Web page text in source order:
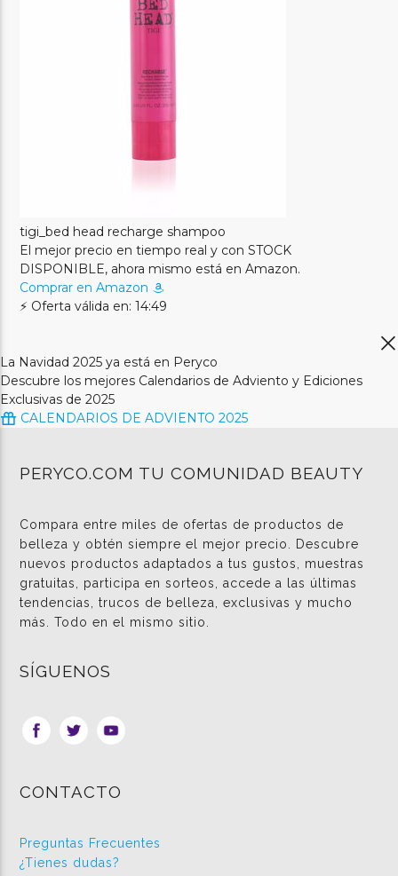
tigi_bed head recharge shampoo
El mejor precio en tiempo real y con STOCK
DISPONIBLE, ahora mismo está en Amazon.
Comprar en Amazon
⚡ Oferta válida en: 14:49
La Navidad 2025 ya está en Peryco
Descubre los mejores Calendarios de Adviento y Ediciones
Exclusivas de 2025
CALENDARIOS DE ADVIENTO 2025
PERYCO.COM TU COMUNIDAD BEAUTY
Compara entre miles de ofertas de productos de
belleza y obtén siempre el mejor precio. Descubre
nuevos productos adaptados a tus gustos, muestras
gratuitas, participa en sorteos, accede a las últimas
tendencias, trucos de belleza, exclusivas y mucho
más. Todo en el mismo sitio.
SÍGUENOS
CONTACTO
Preguntas Frecuentes
¿Tienes dudas?